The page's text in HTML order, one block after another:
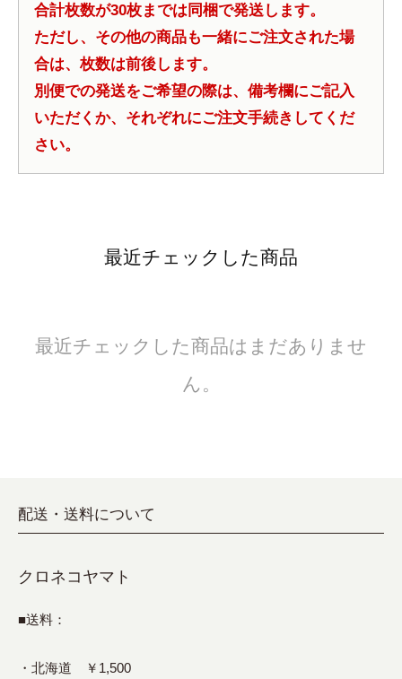
合計枚数が30枚までは同梱で発送します。
ただし、その他の商品も一緒にご注文された場
合は、枚数は前後します。
別便での発送をご希望の際は、備考欄にご記入
いただくか、それぞれにご注文手続きしてくだ
さい。
最近チェックした商品
最近チェックした商品はまだありませ
ん。
配送・送料について
クロネコヤマト
■送料：
・北海道 ￥1,500